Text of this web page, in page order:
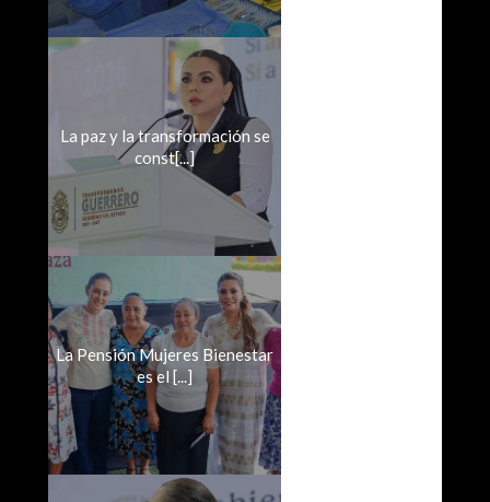
La paz y la transformación se
const[...]
La Pensión Mujeres Bienestar
es el [...]